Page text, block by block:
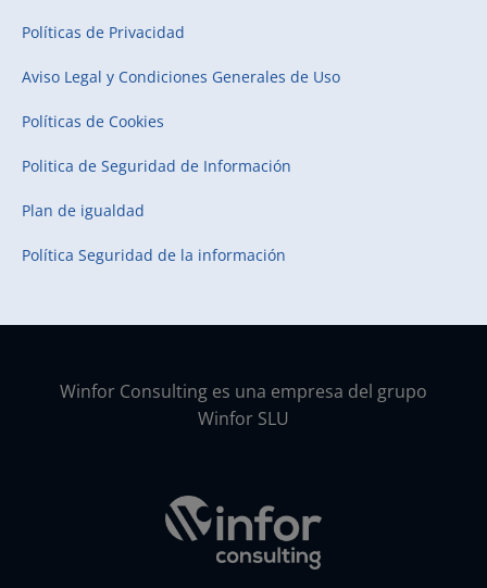
Políticas de Privacidad
Aviso Legal y Condiciones Generales de Uso
Políticas de Cookies
Politica de Seguridad de Información
Plan de igualdad
Política Seguridad de la información
Winfor Consulting es una empresa del grupo
Winfor SLU